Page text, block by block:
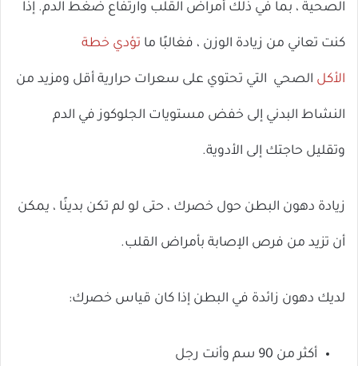
الصحية ، بما في ذلك أمراض القلب وارتفاع ضغط الدم. إذا
كنت تعاني من زيادة الوزن ، فغالبًا ما تؤدي خطة
الأكل الصحي التي تحتوي على سعرات حرارية أقل ومزيد من
النشاط البدني إلى خفض مستويات الجلوكوز في الدم
وتقليل حاجتك إلى الأدوية.
زيادة دهون البطن حول خصرك ، حتى لو لم تكن بدينًا ، يمكن
أن تزيد من فرص الإصابة بأمراض القلب.
لديك دهون زائدة في البطن إذا كان قياس خصرك:
أكثر من 90 سم وأنت رجل